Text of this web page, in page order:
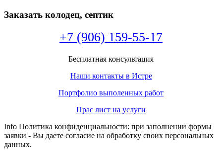
Заказать колодец, септик
+7 (906) 159-55-17
Бесплатная консультация
Наши контакты в Истре
Портфолио выполенных работ
Прас лист на услуги
Info Политика конфиденциальности: при заполнении формы
заявки - Вы даете согласие на обработку своих персональных
данных.